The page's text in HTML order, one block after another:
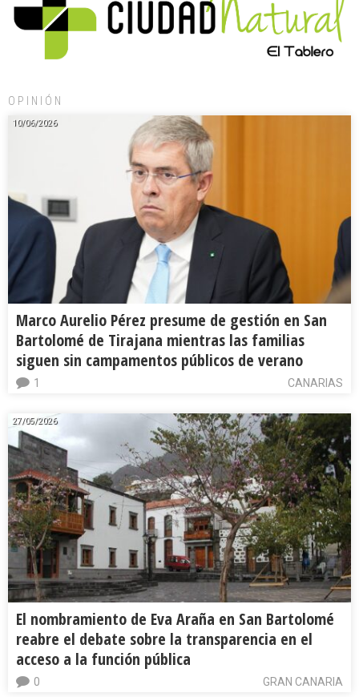
OPINIÓN
10/06/2026
Marco Aurelio Pérez presume de gestión en San
Bartolomé de Tirajana mientras las familias
siguen sin campamentos públicos de verano
CANARIAS
1
27/05/2026
El nombramiento de Eva Araña en San Bartolomé
reabre el debate sobre la transparencia en el
acceso a la función pública
GRAN CANARIA
0